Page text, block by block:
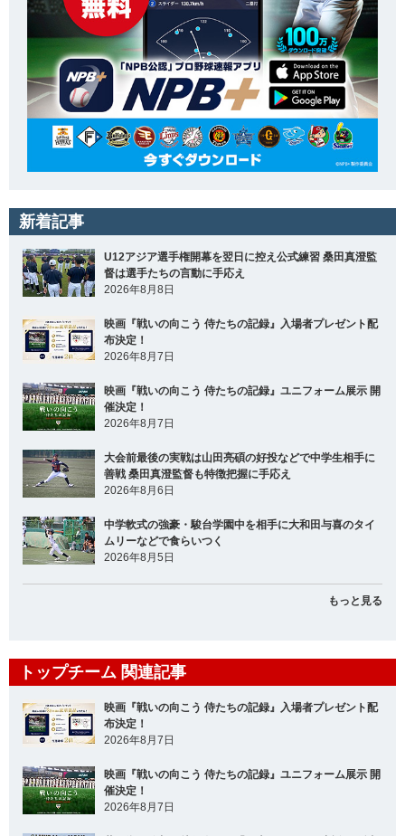
新着記事
U12アジア選手権開幕を翌日に控え公式練習 桑田真澄監
督は選手たちの言動に手応え
2026年8月8日
映画『戦いの向こう 侍たちの記録』入場者プレゼント配
布決定！
2026年8月7日
映画『戦いの向こう 侍たちの記録』ユニフォーム展示 開
催決定！
2026年8月7日
大会前最後の実戦は山田亮碩の好投などで中学生相手に
善戦 桑田真澄監督も特徴把握に手応え
2026年8月6日
中学軟式の強豪・駿台学園中を相手に大和田与喜のタイ
ムリーなどで食らいつく
2026年8月5日
もっと見る
トップチーム 関連記事
映画『戦いの向こう 侍たちの記録』入場者プレゼント配
布決定！
2026年8月7日
映画『戦いの向こう 侍たちの記録』ユニフォーム展示 開
催決定！
2026年8月7日